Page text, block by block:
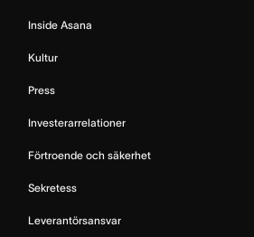
Inside Asana
Kultur
Press
Investerarrelationer
Förtroende och säkerhet
Sekretess
Leverantörsansvar